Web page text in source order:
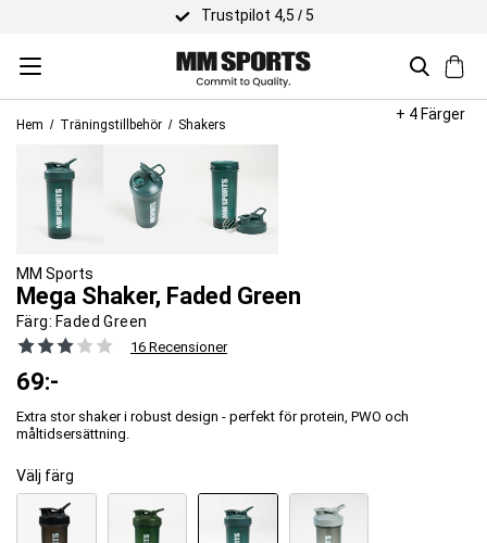
Trustpilot 4,5 / 5
Hem Träningstillbehör Shakers
+ 4 Färger
MM Sports
Mega Shaker, Faded Green
Färg: Faded Green
16 Recensioner
69:-
Extra stor shaker i robust design - perfekt för protein, PWO och
måltidsersättning.
Välj färg